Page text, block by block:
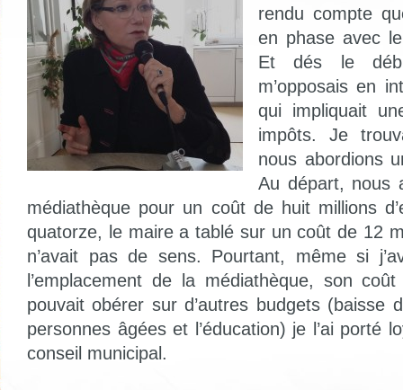
rendu compte
en phase avec
Et dés le
m’opposais en
qui impliquait
impôts. Je
nous abordions
Au départ, nous
médiathèque pour un coût de huit millions
quatorze, le maire a tablé sur un coût de 12
n’avait pas de sens. Pourtant, même si
l’emplacement de la médiathèque, son
pouvait obérer sur d’autres budgets (baisse
personnes âgées et l’éducation) je l’ai porté
conseil municipal.